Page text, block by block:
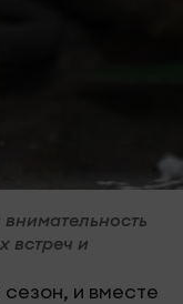
встреч и
и вместе